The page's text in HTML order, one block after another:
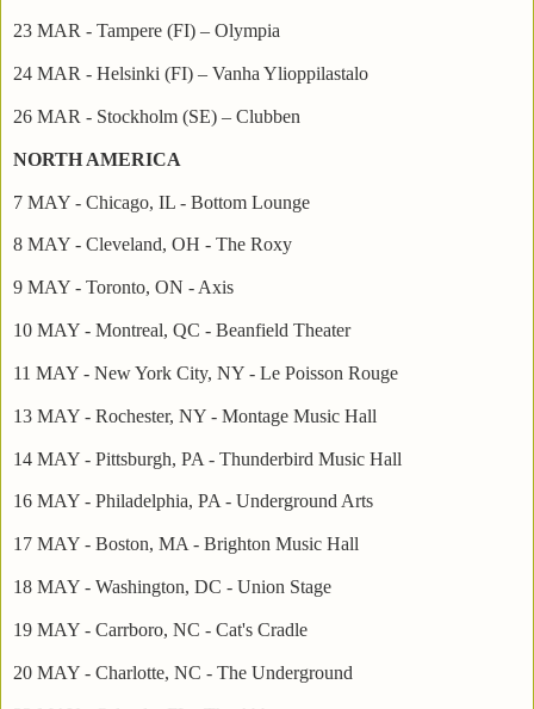
23 MAR - Tampere (FI) – Olympia
24 MAR - Helsinki (FI) – Vanha Ylioppilastalo
26 MAR - Stockholm (SE) – Clubben
NORTH AMERICA
7 MAY - Chicago, IL - Bottom Lounge
8 MAY - Cleveland, OH - The Roxy
9 MAY - Toronto, ON - Axis
10 MAY - Montreal, QC - Beanfield Theater
11 MAY - New York City, NY - Le Poisson Rouge
13 MAY - Rochester, NY - Montage Music Hall
14 MAY - Pittsburgh, PA - Thunderbird Music Hall
16 MAY - Philadelphia, PA - Underground Arts
17 MAY - Boston, MA - Brighton Music Hall
18 MAY - Washington, DC - Union Stage
19 MAY - Carrboro, NC - Cat's Cradle
20 MAY - Charlotte, NC - The Underground